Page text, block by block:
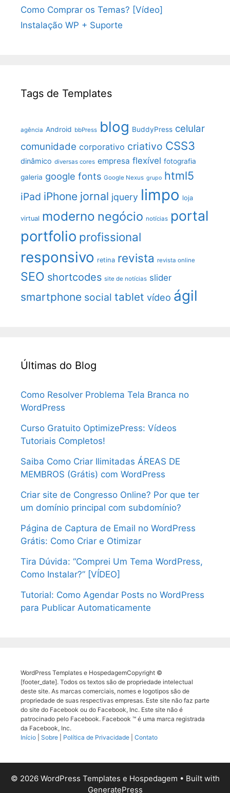
Como Comprar os Temas? [Vídeo]
Instalação WP + Suporte
Tags de Templates
agência Android bbPress blog BuddyPress celular
comunidade corporativo criativo CSS3
dinâmico diversas cores empresa flexível fotografia
galeria google fonts Google Nexus grupo html5
iPad iPhone jornal jquery limpo loja
virtual moderno negócio notícias portal
portfolio profissional
responsivo retina revista revista online
SEO shortcodes site de notícias slider
smartphone social tablet vídeo ágil
Últimas do Blog
Como Resolver Problema Tela Branca no
WordPress
Curso Gratuito OptimizePress: Vídeos
Tutoriais Completos!
Saiba Como Criar Ilimitadas ÁREAS DE
MEMBROS (Grátis) com WordPress
Criar site de Congresso Online? Por que ter
um domínio principal com subdomínio?
Página de Captura de Email no WordPress
Grátis: Como Criar e Otimizar
Tira Dúvida: “Comprei Um Tema WordPress,
Como Instalar?” [VÍDEO]
Tutorial: Como Agendar Posts no WordPress
para Publicar Automaticamente
WordPress Templates e HospedagemCopyright ©
[footer_date]. Todos os textos são de propriedade intelectual
deste site. As marcas comerciais, nomes e logotipos são de
propriedade de suas respectivas empresas. Este site não faz parte
do site do Facebook ou do Facebook, Inc. Este site não é
patrocinado pelo Facebook. Facebook ™ é uma marca registrada
da Facebook, Inc.
Início
Sobre Política de Privacidade Contato
© 2026 WordPress Templates e Hospedagem • Built with
GeneratePress